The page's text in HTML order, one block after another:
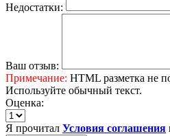
Недостатки:
Ваш отзыв:
Примечание: HTML разметка не
Используйте обычный текст.
Оценка:
Я прочитал Условия соглашения